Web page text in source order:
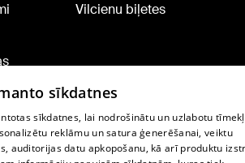
Vilcienu biļetes
sīkdatnes
sīkdatnes, lai nodrošinātu un uzlabotu
reklāmu un satura ģenerēšanai, veiktu
auditorijas datu apkopošanu, kā arī produktu